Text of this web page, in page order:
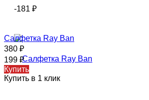
-181 ₽
Салфетка Ray Ban
380 ₽
199 ₽
Купить
Купить в 1 клик